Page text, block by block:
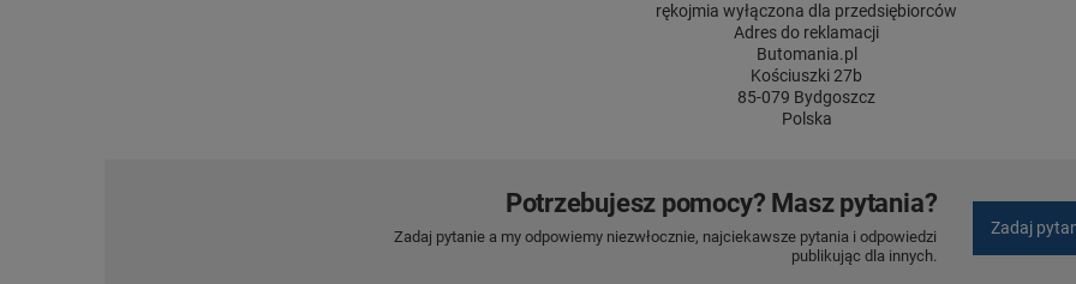
rękojmia wyłączona dla przedsiębiorców
Adres do reklamacji
Butomania.pl
Kościuszki 27b
85-079 Bydgoszcz
Polska
Potrzebujesz pomocy? Masz pytania?
Zadaj pytanie a my odpowiemy niezwłocznie, najciekawsze pytania i odpowiedzi
publikując dla innych.
Zadaj